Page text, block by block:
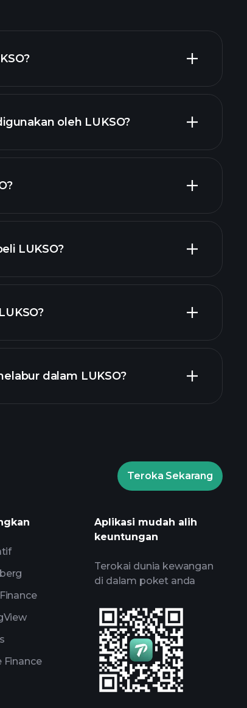
oleh LUKSO?
LUKSO?
Playtrade
Turnamen
dalam LUKSO?
Turnamen
pasaran harian yang
Teroka Sekarang
Finance
Aplikasi mudah alih
keuntungan
Terokai dunia kewangan
di dalam poket anda